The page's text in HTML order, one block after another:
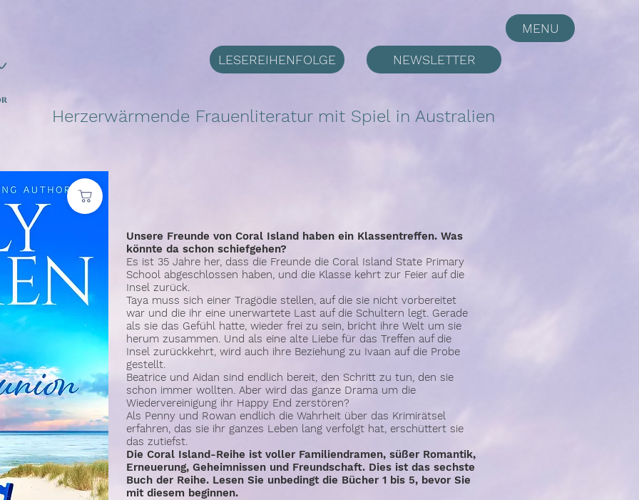
MENU
LESEREIHENFOLGE NEWSLETTER
Herzerwärmende Frauenliteratur mit Spiel in Australien
Unsere Freunde von Coral Island haben ein Klassentreffen. Was
könnte da schon schiefgehen?
Es ist 35 Jahre her, dass die Freunde die Coral Island State Primary
School abgeschlossen haben, und die Klasse kehrt zur Feier auf die
Insel zurück.
Taya muss sich einer Tragödie stellen, auf die sie nicht vorbereitet
war und die ihr eine unerwartete Last auf die Schultern legt. Gerade
als sie das Gefühl hatte, wieder frei zu sein, bricht ihre Welt um sie
herum zusammen. Und als eine alte Liebe für das Treffen auf die
Insel zurückkehrt, wird auch ihre Beziehung zu Ivaan auf die Probe
gestellt.
Beatrice und Aidan sind endlich bereit, den Schritt zu tun, den sie
schon immer wollten. Aber wird das ganze Drama um die
Wiedervereinigung ihr Happy End zerstören?
Als Penny und Rowan endlich die Wahrheit über das Krimirätsel
erfahren, das sie ihr ganzes Leben lang verfolgt hat, erschüttert sie
das zutiefst.
Die Coral Island-Reihe ist voller Familiendramen, süßer Romantik,
Erneuerung, Geheimnissen und Freundschaft. Dies ist das sechste
Buch der Reihe. Lesen Sie unbedingt die Bücher 1 bis 5, bevor Sie
mit diesem beginnen.